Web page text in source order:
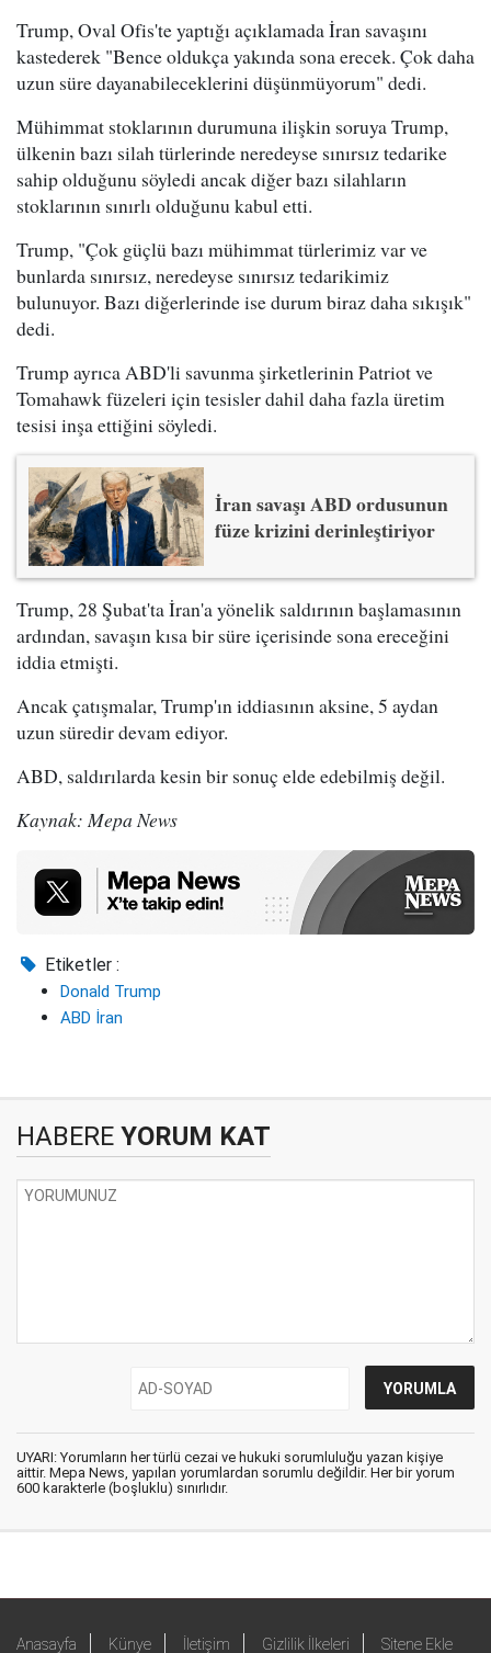
Trump, Oval Ofis'te yaptığı açıklamada İran savaşını
kastederek "Bence oldukça yakında sona erecek. Çok daha
uzun süre dayanabileceklerini düşünmüyorum" dedi.
Mühimmat stoklarının durumuna ilişkin soruya Trump,
ülkenin bazı silah türlerinde neredeyse sınırsız tedarike
sahip olduğunu söyledi ancak diğer bazı silahların
stoklarının sınırlı olduğunu kabul etti.
Trump, "Çok güçlü bazı mühimmat türlerimiz var ve
bunlarda sınırsız, neredeyse sınırsız tedarikimiz
bulunuyor. Bazı diğerlerinde ise durum biraz daha sıkışık"
dedi.
Trump ayrıca ABD'li savunma şirketlerinin Patriot ve
Tomahawk füzeleri için tesisler dahil daha fazla üretim
tesisi inşa ettiğini söyledi.
İran savaşı ABD ordusunun
füze krizini derinleştiriyor
Trump, 28 Şubat'ta İran'a yönelik saldırının başlamasının
ardından, savaşın kısa bir süre içerisinde sona ereceğini
iddia etmişti.
Ancak çatışmalar, Trump'ın iddiasının aksine, 5 aydan
uzun süredir devam ediyor.
ABD, saldırılarda kesin bir sonuç elde edebilmiş değil.
Kaynak: Mepa News
Etiketler :
Donald Trump
ABD İran
HABERE YORUM KAT
UYARI: Yorumların her türlü cezai ve hukuki sorumluluğu yazan kişiye
aittir. Mepa News, yapılan yorumlardan sorumlu değildir. Her bir yorum
600 karakterle (boşluklu) sınırlıdır.
Anasayfa Künye İletişim Gizlilik İlkeleri Sitene Ekle